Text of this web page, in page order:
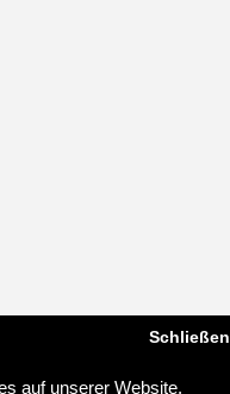
auf unserer Website.
Schließen